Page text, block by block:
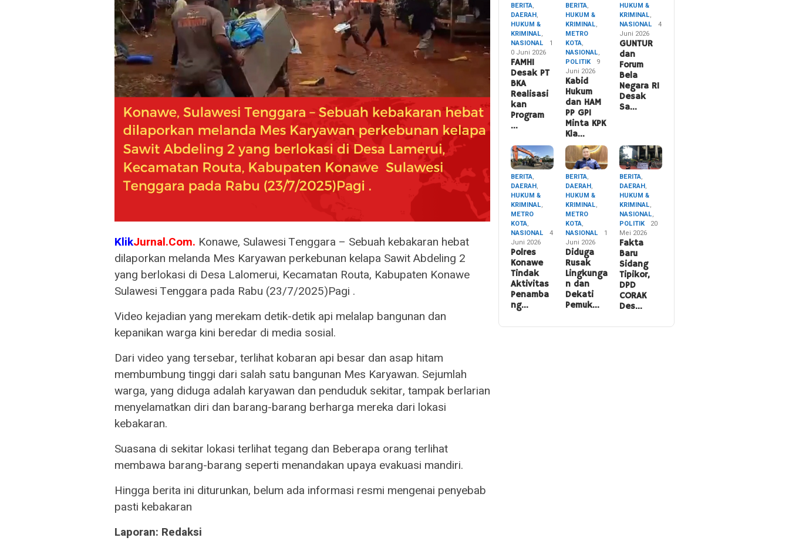
KlikJurnal.Com. Konawe, Sulawesi Tenggara – Sebuah kebakaran hebat
dilaporkan melanda Mes Karyawan perkebunan kelapa Sawit Abdeling 2
yang berlokasi di Desa Lalomerui, Kecamatan Routa, Kabupaten Konawe
Sulawesi Tenggara pada Rabu (23/7/2025)Pagi .
Video kejadian yang merekam detik-detik api melalap bangunan dan
kepanikan warga kini beredar di media sosial.
Dari video yang tersebar, terlihat kobaran api besar dan asap hitam
membumbung tinggi dari salah satu bangunan Mes Karyawan. Sejumlah
warga, yang diduga adalah karyawan dan penduduk sekitar, tampak berlarian
menyelamatkan diri dan barang-barang berharga mereka dari lokasi
kebakaran.
Suasana di sekitar lokasi terlihat tegang dan Beberapa orang terlihat
membawa barang-barang seperti menandakan upaya evakuasi mandiri.
Hingga berita ini diturunkan, belum ada informasi resmi mengenai penyebab
pasti kebakaran
Laporan: Redaksi
BERITA,
DAERAH,
HUKUM &
KRIMINAL,
NASIONAL
1
0 Juni 2026
FAMHI
Desak PT
BKA
Realisasi
kan
Program
…
BERITA,
HUKUM &
KRIMINAL,
METRO
KOTA,
NASIONAL,
POLITIK
9
Juni 2026
Kabid
Hukum
dan HAM
PP GPI
Minta KPK
Kla…
HUKUM &
KRIMINAL,
NASIONAL
4
Juni 2026
GUNTUR
dan
Forum
Bela
Negara RI
Desak
Sa…
BERITA,
DAERAH,
HUKUM &
KRIMINAL,
METRO
KOTA,
NASIONAL
4
Juni 2026
Polres
Konawe
Tindak
Aktivitas
Penamba
ng…
BERITA,
DAERAH,
HUKUM &
KRIMINAL,
METRO
KOTA,
NASIONAL
1
Juni 2026
Diduga
Rusak
Lingkunga
n dan
Dekati
Pemuk…
BERITA,
DAERAH,
HUKUM &
KRIMINAL,
NASIONAL,
POLITIK
20
Mei 2026
Fakta
Baru
Sidang
Tipikor,
DPD
CORAK
Des…